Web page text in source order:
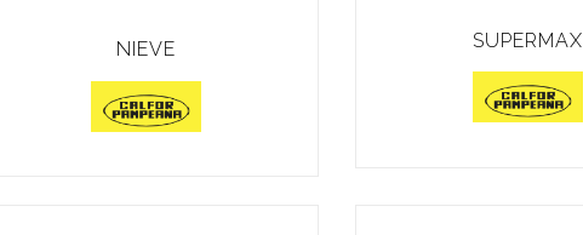
NIEVE
SUPERMAX